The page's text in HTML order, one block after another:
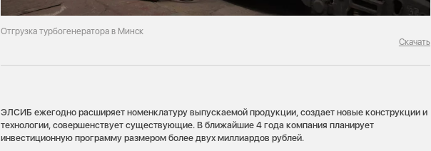
Отгрузка турбогенератора в Минск
Скачать
ЭЛСИБ ежегодно расширяет номенклатуру выпускаемой продукции, создает новые конструкции и
технологии, совершенствует существующие. В ближайшие 4 года компания планирует
инвестиционную программу размером более двух миллиардов рублей.